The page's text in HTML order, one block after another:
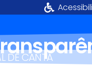
DE CANTÁ